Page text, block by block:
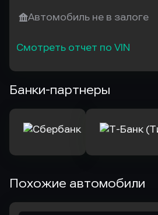
Автомобиль не в залоге
Смотреть отчет по VIN
Банки-партнеры
Похожие автомобили